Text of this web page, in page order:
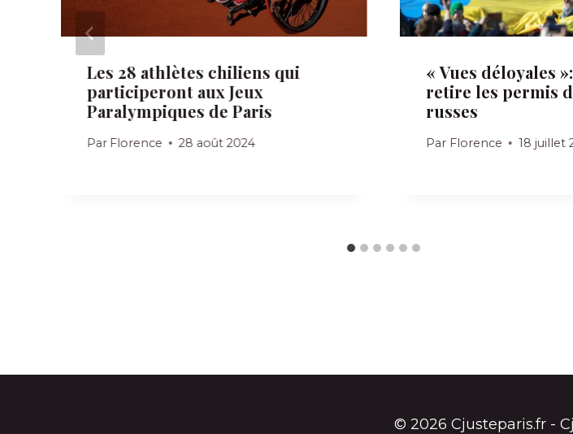
Les 28 athlètes chiliens qui
participeront aux Jeux
Paralympiques de Paris
Par Florence 28 août 2024
« Vues déloyales
retire les permis
russes
Par Florence 18 juillet
© 2026 Cjusteparis.fr -